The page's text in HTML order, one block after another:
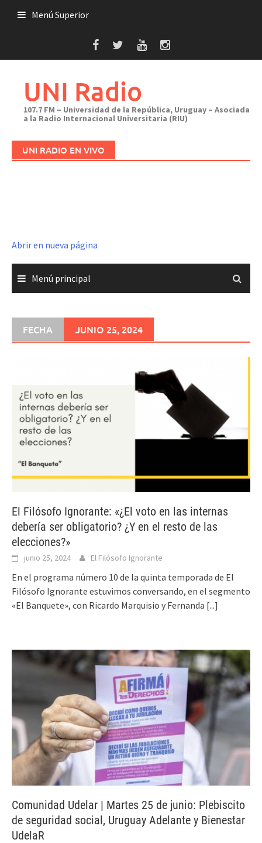
Menú Superior
UNI Radio
107.7 FM – Universidad de la República, Uruguay – Asociada
a la Radio Internacional Universitaria (RIU)
UNI RADIO EN VIVO
Abrir en nueva página
Menú principal
FECHA JUNIO 25, 2024
El Filósofo Ignorante: «¿El voto en las internas
debería ser obligatorio? ¿Y en el resto de las
elecciones?»
junio 25, 2024 El Filósofo Ignorante
En el programa número 10 de la quinta temporada de El
Filósofo Ignorante estuvimos conversando, en el segmento
«El Banquete», con Ricardo Marquisio y Fernanda [...]
Comunidad Udelar | Martes 25 de junio: Plebiscito
de seguridad social, Uruguay Adelante y Bienestar
UdelaR